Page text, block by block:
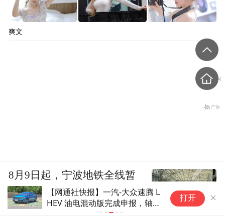
【网通社快报】一汽-大众速腾 L
HEV 油电混动版完成申报，轴
打开
爽文
8月9日起，宁波地铁全线暂
停运营